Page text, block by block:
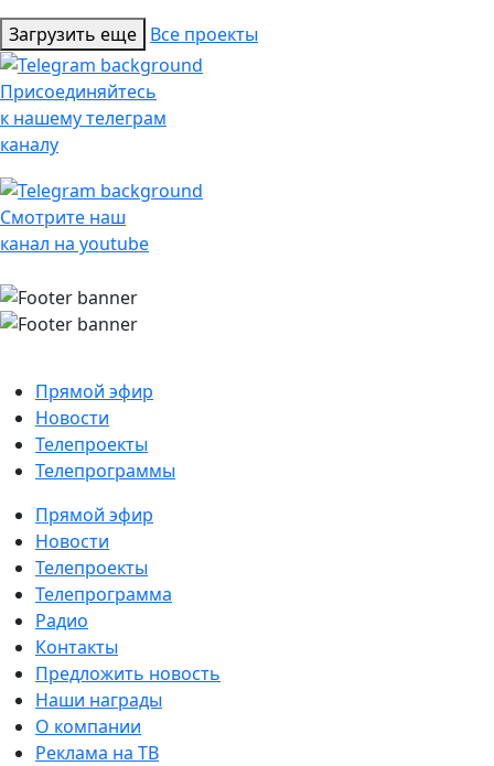
Загрузить еще Все проекты
Присоединяйтесь
к нашему телеграм
каналу
Смотрите наш
канал на youtube
Прямой эфир
Новости
Телепроекты
Телепрограммы
Прямой эфир
Новости
Телепроекты
Телепрограмма
Радио
Контакты
Предложить новость
Наши награды
О компании
Реклама на ТВ